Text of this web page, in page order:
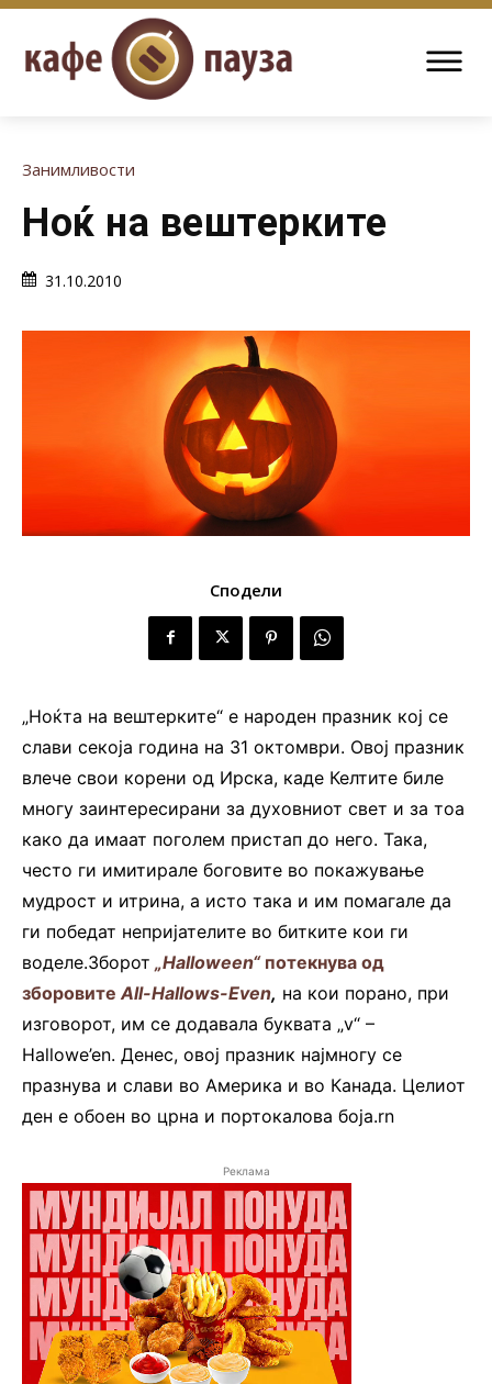
Занимливости
Ноќ на вештерките
31.10.2010
Сподели
„Ноќта на вештерките“ е народен празник кој се
слави секоја година на 31 октомври. Овој празник
влече свои корени од Ирска, каде Келтите биле
многу заинтересирани за духовниот свет и за тоа
како да имаат поголем пристап до него. Така,
често ги имитирале боговите во покажување
мудрост и итрина, а исто така и им помагале да
ги победат непријателите во битките кои ги
воделе.Зборот „Halloween“ потекнува од
зборовите All-Hallows-Even, на кои порано, при
изговорот, им се додавала буквата „v“ –
Hallowe’en. Денес, овој празник најмногу се
празнува и слави во Америка и во Канада. Целиот
ден е обоен во црна и портокалова боја.rn
Реклама